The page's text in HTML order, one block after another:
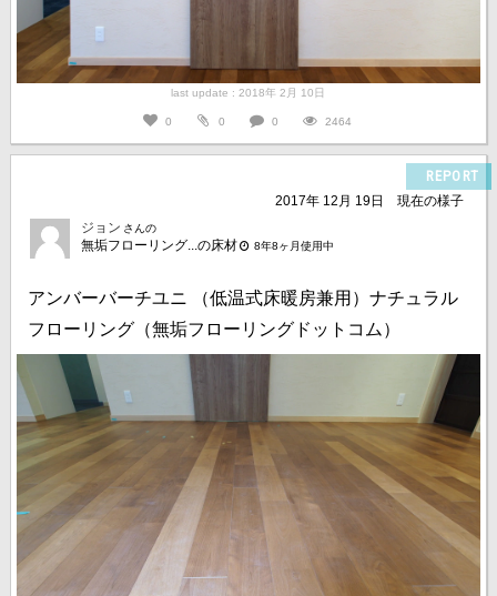
last update : 2018年 2月 10日
0 0 0 2464
REPORT
2017年 12月 19日
現在の様子
ジョン さんの
無垢フローリング...の床材 8年8ヶ月使用中
アンバーバーチユニ （低温式床暖房兼用）ナチュラル
フローリング（無垢フローリングドットコム）